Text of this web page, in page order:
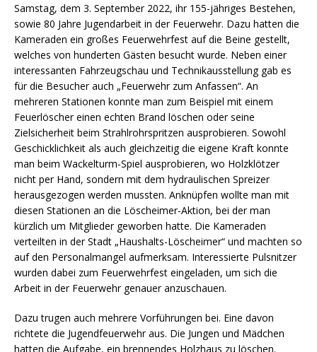
Samstag, dem 3. September 2022, ihr 155-jähriges Bestehen,
sowie 80 Jahre Jugendarbeit in der Feuerwehr. Dazu hatten die
Kameraden ein großes Feuerwehrfest auf die Beine gestellt,
welches von hunderten Gästen besucht wurde. Neben einer
interessanten Fahrzeugschau und Technikausstellung gab es
für die Besucher auch „Feuerwehr zum Anfassen“. An
mehreren Stationen konnte man zum Beispiel mit einem
Feuerlöscher einen echten Brand löschen oder seine
Zielsicherheit beim Strahlrohrspritzen ausprobieren. Sowohl
Geschicklichkeit als auch gleichzeitig die eigene Kraft konnte
man beim Wackelturm-Spiel ausprobieren, wo Holzklötzer
nicht per Hand, sondern mit dem hydraulischen Spreizer
herausgezogen werden mussten. Anknüpfen wollte man mit
diesen Stationen an die Löscheimer-Aktion, bei der man
kürzlich um Mitglieder geworben hatte. Die Kameraden
verteilten in der Stadt „Haushalts-Löscheimer“ und machten so
auf den Personalmangel aufmerksam. Interessierte Pulsnitzer
wurden dabei zum Feuerwehrfest eingeladen, um sich die
Arbeit in der Feuerwehr genauer anzuschauen.
Dazu trugen auch mehrere Vorführungen bei. Eine davon
richtete die Jugendfeuerwehr aus. Die Jungen und Mädchen
hatten die Aufgabe, ein brennendes Holzhaus zu löschen.